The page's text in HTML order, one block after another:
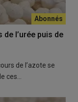
l’urée puis de
de l’azote se
ces…